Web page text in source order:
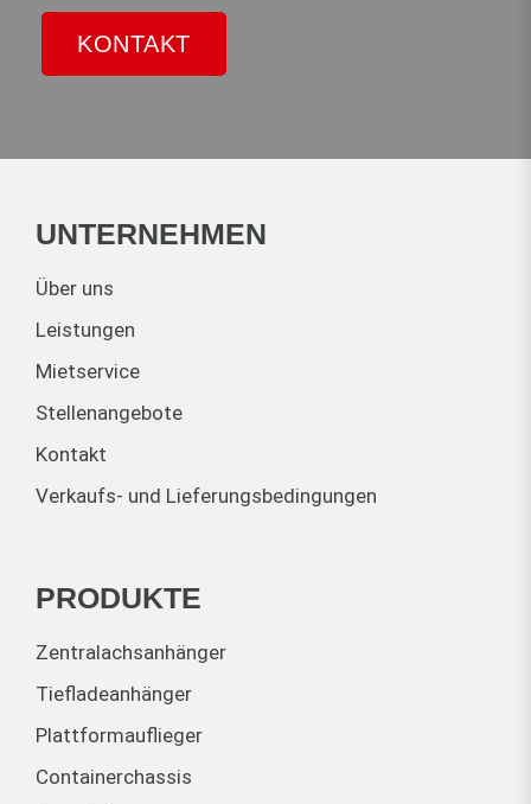
KONTAKT
UNTERNEHMEN
Über uns
Leistungen
Mietservice
Stellenangebote
Kontakt
Verkaufs- und Lieferungsbedingungen
PRODUKTE
Zentralachsanhänger
Tiefladeanhänger
Plattformauflieger
Containerchassis